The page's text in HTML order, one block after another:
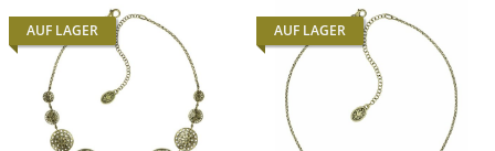
AUF LAGER AUF LAGER